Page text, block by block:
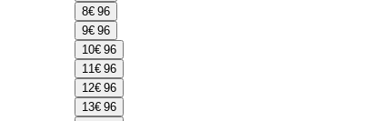
8€ 96
9€ 96
10€ 96
11€ 96
12€ 96
13€ 96